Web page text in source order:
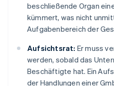
beschließende Organ
kümmert, was nicht
Aufgabenbereich der
Aufsichtsrat: Er muss
werden, sobald das
Beschäftigte hat. Ein
der Handlungen einer